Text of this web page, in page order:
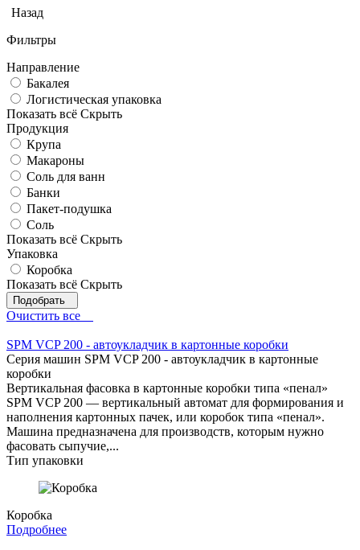
Назад
Фильтры
Направление
Бакалея
Логистическая упаковка
Показать всё Скрыть
Продукция
Крупа
Макароны
Соль для ванн
Банки
Пакет-подушка
Соль
Показать всё Скрыть
Упаковка
Коробка
Показать всё Скрыть
Очистить все
SPM VCP 200 - автоукладчик в картонные коробки
Серия машин SPM VCP 200 - автоукладчик в картонные
коробки
Вертикальная фасовка в картонные коробки типа «пенал»
SPM VCP 200 — вертикальный автомат для формирования и
наполнения картонных пачек, или коробок типа «пенал».
Машина предназначена для производств, которым нужно
фасовать сыпучие,...
Тип упаковки
Коробка
Подробнее